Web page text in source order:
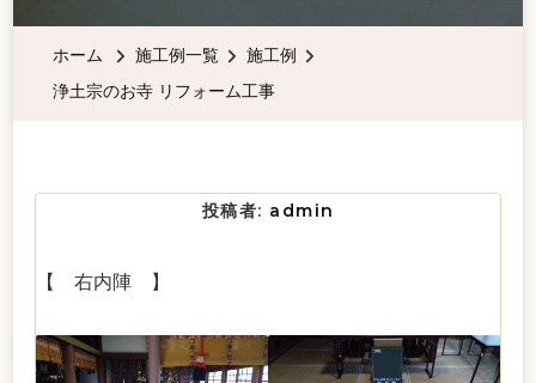
ホーム 施工例一覧
施工例
浄土宗のお寺 リフォーム工事
投稿者: admin
【 右内陣 】